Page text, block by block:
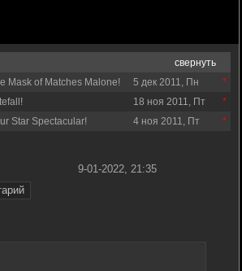
свернуть
Mask of Matches Malone!
5 дек 2011, Пн
18 ноя 2011, Пт
Star Spectacular!
4 ноя 2011, Пт
9-01-2022, 21:35